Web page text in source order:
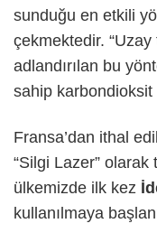
sunduğu en etkili
çekmektedir.
adlandırılan bu
sahip karbondioksit
Fransa’dan ithal
“Silgi Lazer”
ülkemizde ilk kez
kullanılmaya